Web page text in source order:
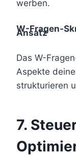
werben.
W-Fragen-
Ansatz
Das W-
Aspekte
strukturieren
7.